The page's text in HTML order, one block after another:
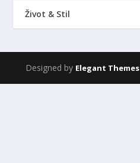
Život & Stil
Designed by Elegant Themes